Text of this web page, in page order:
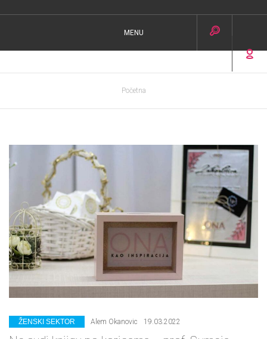
MENU
Početna
CATEGORIES
ŽENSKI SEKTOR Alem Okanovic 19.03.2022